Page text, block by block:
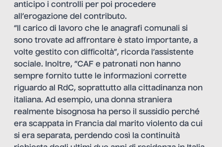
anticipo i controlli per poi procedere
all’erogazione del contributo.
“Il carico di lavoro che le anagrafi comunali si
sono trovate ad affrontare è stato importante, a
volte gestito con difficoltà”, ricorda l’assistente
sociale. Inoltre, “CAF e patronati non hanno
sempre fornito tutte le informazioni corrette
riguardo al RdC, soprattutto alla cittadinanza non
italiana. Ad esempio, una donna straniera
realmente bisognosa ha perso il sussidio perché
era scappata in Francia dal marito violento da cui
si era separata, perdendo così la continuità